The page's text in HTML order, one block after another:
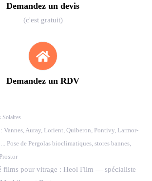
Demandez un devis
(c'est gratuit)
Demandez un RDV
Solaires
Vannes, Auray, Lorient, Quiberon, Pontivy, Larmor-
Pose de Pergolas bioclimatiques, stores bannes,
films pour vitrage : Heol Film — spécialiste